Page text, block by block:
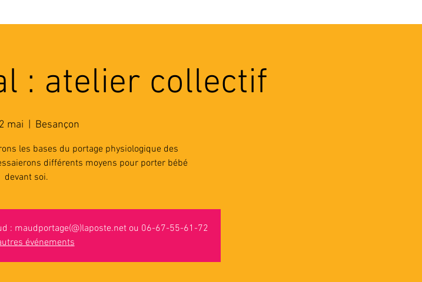
: atelier collectif
mai Besançon
les bases du portage physiologique des
différents moyens pour porter bébé
devant soi.
: maudportage(@)laposte.net ou 06-67-55-61-72
événements